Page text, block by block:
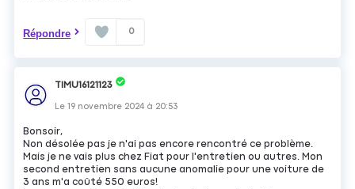
Répondre 0
TIMU16121123
Le19 novembre 2024 à 20:53
Bonsoir,
Non désolée pas je n'ai pas encore rencontré ce problème.
Mais je ne vais plus chez Fiat pour l'entretien ou autres. Mon
second entretien sans aucune anomalie pour une voiture de
3 ans m'a coûté 550 euros!